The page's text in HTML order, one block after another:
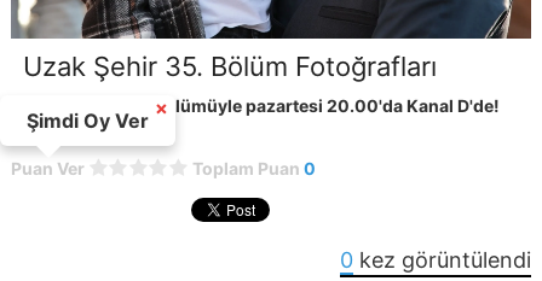
Uzak Şehir 35. Bölüm Fotoğrafları
Uzak Şehir yeni bölümüyle pazartesi 20.00'da Kanal D'de!
Puan Ver Toplam Puan 0
0 kez görüntülendi
Şimdi Oy Ver
×